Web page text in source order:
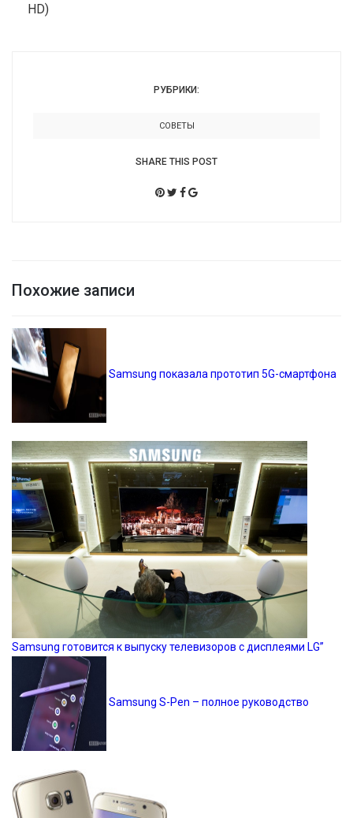
HD)
РУБРИКИ:
СОВЕТЫ
SHARE THIS POST
Похожие записи
Samsung показала прототип 5G-смартфона
Samsung готовится к выпуску телевизоров с дисплеями LG”
Samsung S-Pen – полное руководство